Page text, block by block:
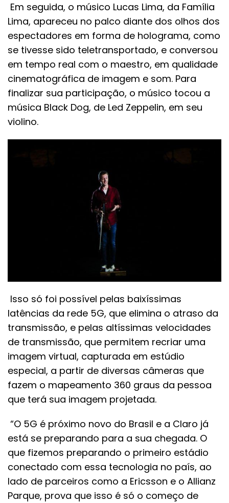
Em seguida, o músico Lucas Lima, da Família
Lima, apareceu no palco diante dos olhos dos
espectadores em forma de holograma, como
se tivesse sido teletransportado, e conversou
em tempo real com o maestro, em qualidade
cinematográfica de imagem e som. Para
finalizar sua participação, o músico tocou a
música Black Dog, de Led Zeppelin, em seu
violino.
Isso só foi possível pelas baixíssimas
latências da rede 5G, que elimina o atraso da
transmissão, e pelas altíssimas velocidades
de transmissão, que permitem recriar uma
imagem virtual, capturada em estúdio
especial, a partir de diversas câmeras que
fazem o mapeamento 360 graus da pessoa
que terá sua imagem projetada.
“O 5G é próximo novo do Brasil e a Claro já
está se preparando para a sua chegada. O
que fizemos preparando o primeiro estádio
conectado com essa tecnologia no país, ao
lado de parceiros como a Ericsson e o Allianz
Parque, prova que isso é só o começo de